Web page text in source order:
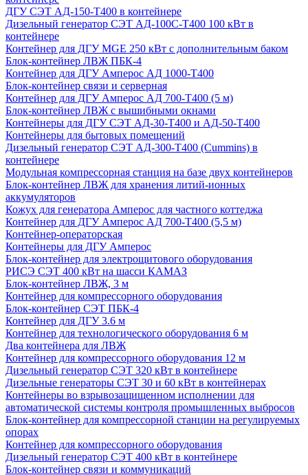
ДГУ СЭТ АД-150-Т400 в контейнере
Дизельный генератор СЭТ АД-100С-Т400 100 кВт в
контейнере
Контейнер для ДГУ MGE 250 кВт с дополнительным баком
Блок-контейнер ЛВЖ ПБК-4
Контейнер для ДГУ Амперос АД 1000-Т400
Блок-контейнер связи и серверная
Контейнер для ДГУ Амперос АД 700-Т400 (5 м)
Блок-контейнер ЛВЖ с вышибными окнами
Контейнеры для ДГУ СЭТ АД-30-Т400 и АД-50-Т400
Контейнеры для бытовых помещений
Дизельный генератор СЭТ АД-300-Т400 (Cummins) в
контейнере
Модульная компрессорная станция на базе двух контейнеров
Блок-контейнер ЛВЖ для хранения литий-ионных
аккумуляторов
Кожух для генератора Амперос для частного коттеджа
Контейнер для ДГУ Амперос АД 700-Т400 (5,5 м)
Контейнер-операторская
Контейнеры для ДГУ Амперос
Блок-контейнер для электрощитового оборудования
РИСЭ СЭТ 400 кВт на шасси КАМАЗ
Блок-контейнер ЛВЖ, 3 м
Контейнер для компрессорного оборудования
Блок-контейнер СЭТ ПБК-4
Контейнер для ДГУ 3.6 м
Контейнер для технологического оборудования 6 м
Два контейнера для ЛВЖ
Контейнер для компрессорного оборудования 12 м
Дизельный генератор СЭТ 320 кВт в контейнере
Дизельные генераторы СЭТ 30 и 60 кВт в контейнерах
Контейнеры во взрывозащищенном исполнении для
автоматической системы контроля промышленных выбросов
Блок-контейнер для компрессорной станции на регулируемых
опорах
Контейнер для компрессорного оборудования
Дизельный генератор СЭТ 400 кВт в контейнере
Блок-контейнер связи и коммуникаций